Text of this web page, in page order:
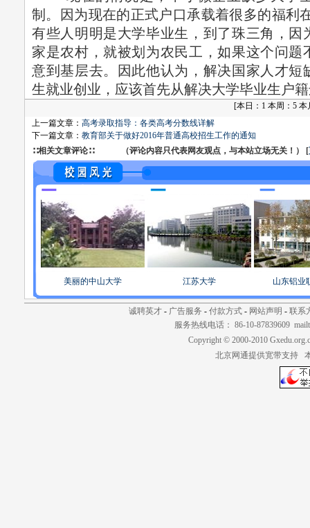
制。因为现在的正式户口承载着很多的福利
有些人明明是大学毕业生，到了珠三角，因
家是农村，就被划为农民工，如果这个问题
意到基层去。因此他认为，解决国家人才短
生就业创业，应该首先从解决大学毕业生户
[本日：1 本周：5
上一篇文章： 高考录取指导：各类高考分数线详解
下一篇文章： 教育部关于做好2016年普通高校招生工作的通知
∷相关文章评论∷ （评论内容只代表网友观点，与本站立场无关！） [
美丽的中山大学 江苏大学 山东铝业
诚聘英才- 广告服务 - 付款方式- 网站声明 - 联系
服务热线电话： 86-10-87839609
Copyright © 2000-2010
北京网通提供宽带支持